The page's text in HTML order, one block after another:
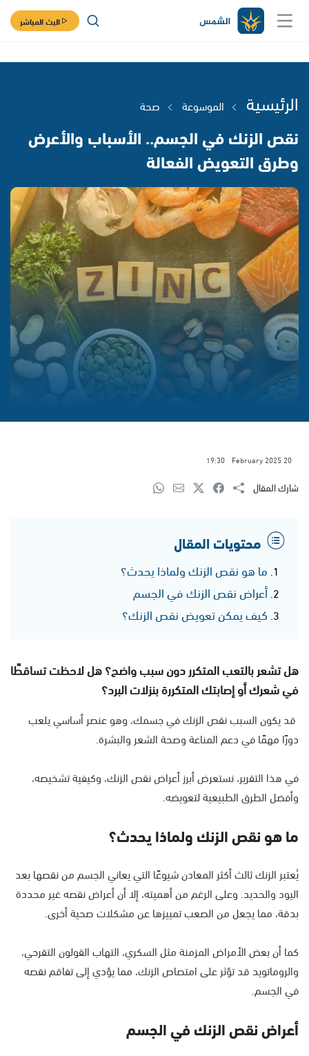
البث المباشر
الرئيسية الموسوعة صحة
نقص الزنك في الجسم.. الأسباب والأعرض
وطرق التعويض الفعالة
20 February 2025
19:30
شارك المقال
محتويات المقال
ما هو نقص الزنك ولماذا يحدث؟
أعراض نقص الزنك في الجسم
كيف يمكن تعويض نقص الزنك؟
هل تشعر بالتعب المتكرر دون سبب واضح؟ هل لاحظت تساقطًا
في شعرك أو إصابتك المتكررة بنزلات البرد؟
قد يكون السبب نقص الزنك في جسمك، وهو عنصر أساسي يلعب
دورًا مهمًا في دعم المناعة وصحة الشعر والبشرة.
في هذا التقرير، نستعرض أبرز أعراض نقص الزنك، وكيفية تشخيصه،
وأفضل الطرق الطبيعية لتعويضه.
ما هو نقص الزنك ولماذا يحدث؟
يُعتبر الزنك ثالث أكثر المعادن شيوعًا التي يعاني الجسم من نقصها بعد
اليود والحديد. وعلى الرغم من أهميته، إلا أن أعراض نقصه غير محددة
بدقة، مما يجعل من الصعب تمييزها عن مشكلات صحية أخرى.
كما أن بعض الأمراض المزمنة مثل السكري، التهاب القولون التقرحي،
والروماتويد قد تؤثر على امتصاص الزنك، مما يؤدي إلى تفاقم نقصه
في الجسم.
أعراض نقص الزنك في الجسم